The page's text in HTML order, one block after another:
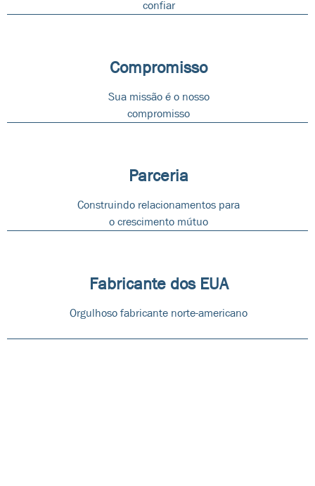
confiar
Compromisso
Sua missão é o nosso
compromisso
Parceria
Construindo relacionamentos para
o crescimento mútuo
Fabricante dos EUA
Orgulhoso fabricante norte-americano